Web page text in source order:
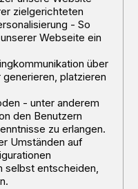
zielgerichteten
- So
Webseite ein
über
platzieren
- unter anderem
den Benutzern
zu erlangen.
Umständen auf
selbst entscheiden,